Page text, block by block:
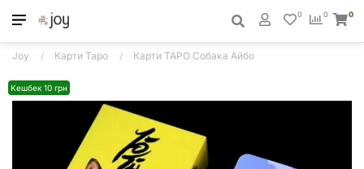
0
0 0
Joy Карти Таро Карти ТАРО Собака Айбо
Кешбек 10 грн